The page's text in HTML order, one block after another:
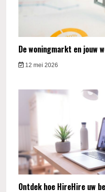
De woningmarkt en jouw
12 mei 2026
Ontdek hoe HireHire uw